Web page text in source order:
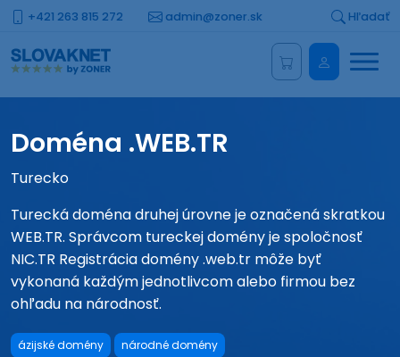
+421 263 815 272 admin@zoner.sk Hľadať
Menu
Doména .WEB.TR
Turecko
Turecká doména druhej úrovne je označená skratkou
WEB.TR. Správcom tureckej domény je spoločnosť
NIC.TR Registrácia domény .web.tr môže byť
vykonaná každým jednotlivcom alebo firmou bez
ohľadu na národnosť.
ázijské domény národné domény